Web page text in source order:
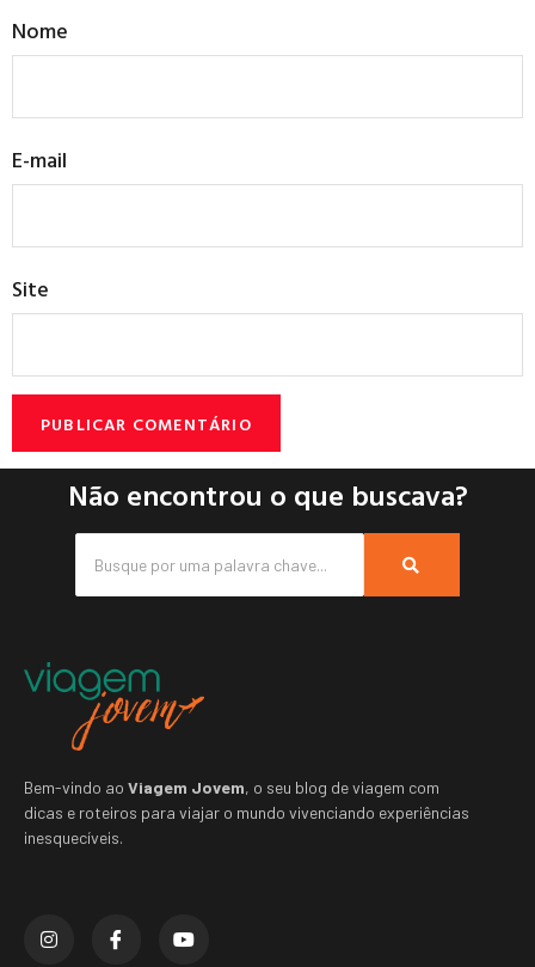
Nome
E-mail
Site
Não encontrou o que buscava?
Bem-vindo ao Viagem Jovem, o seu blog de viagem com
dicas e roteiros para viajar o mundo vivenciando experiências
inesquecíveis.